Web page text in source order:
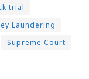
trial
Laundering
Supreme Court